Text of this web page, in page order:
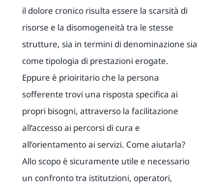
il dolore cronico risulta essere la scarsità di
risorse e la disomogeneità tra le stesse
strutture, sia in termini di denominazione sia
come tipologia di prestazioni erogate.
Eppure è prioiritario che la persona
sofferente trovi una risposta specifica ai
propri bisogni, attraverso la facilitazione
all’accesso ai percorsi di cura e
all’orientamento ai servizi. Come aiutarla?
Allo scopo è sicuramente utile e necessario
un confronto tra istitutzioni, operatori,